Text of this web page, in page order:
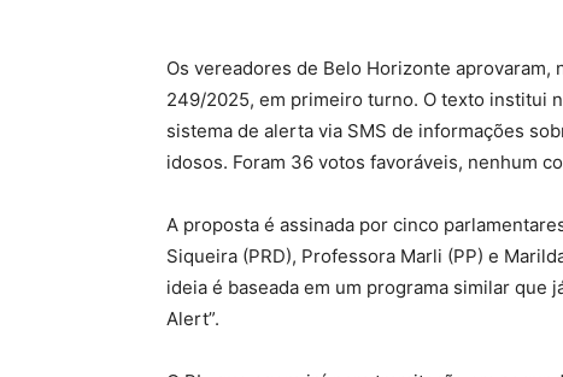
Os vereadores de Belo Horizonte aprovaram,
249/2025, em primeiro turno. O texto institui
sistema de alerta via SMS de informações
idosos. Foram 36 votos favoráveis, nenhum
A proposta é assinada por cinco
Siqueira (PRD), Professora Marli (PP) e
ideia é baseada em um programa similar que
Alert”.